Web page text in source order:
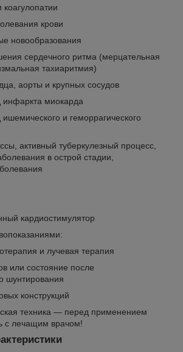
коагулопатии
крови
новообразования
сердечного ритма (мерцательная
тахиаритмия)
аорты и крупных сосудов
миокарда
и геморрагического
активный туберкулезный процесс,
в острой стадии,
кардиостимулятор
и лучевая терапия
или состояние после
шунтирования
конструкций
техника — перед применением
с лечащим врачом!